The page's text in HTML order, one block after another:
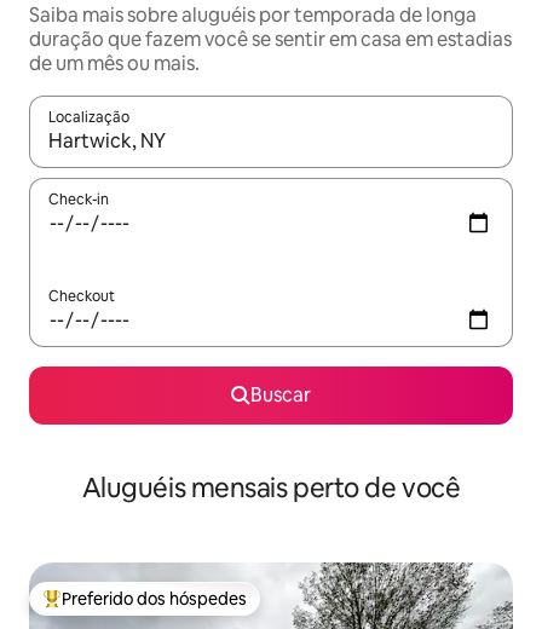
Saiba mais sobre aluguéis por temporada de longa
duração que fazem você se sentir em casa em estadias
de um mês ou mais.
Localização
Quando os resultados estiverem disponíveis, explore-os
Check-in
Checkout
Buscar
Aluguéis mensais perto de você
Entre os melhores preferidos dos hóspedes
Preferido dos hóspedes